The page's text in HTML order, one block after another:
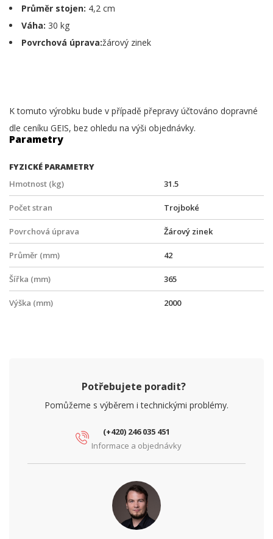
Průměr stojen: 4,2 cm
Váha: 30 kg
Povrchová úprava:žárový zinek
K tomuto výrobku bude v případě přepravy účtováno dopravné
dle ceníku GEIS, bez ohledu na výši objednávky.
Parametry
FYZICKÉ PARAMETRY
Hmotnost (kg)
31.5
Počet stran Trojboké
Povrchová úprava Žárový zinek
Průměr (mm) 42
Šířka (mm) 365
Výška (mm) 2000
Potřebujete poradit?
Pomůžeme s výběrem i technickými problémy.
(+420) 246 035 451
Informace a objednávky